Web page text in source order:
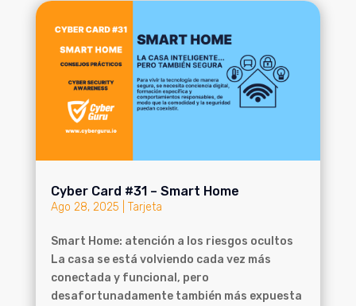
Cyber Card #31 – Smart Home
Ago 28, 2025 Tarjeta
Smart Home: atención a los riesgos ocultos
La casa se está volviendo cada vez más
conectada y funcional, pero
desafortunadamente también más expuesta